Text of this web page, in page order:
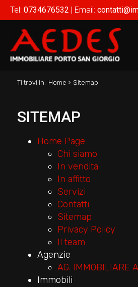
Tel: 0734676532 | Email:
Ti trovi in: Home › Sitemap
SITEMAP
Home Page
Chi siamo
In vendita
In affitto
Servizi
Contatti
Sitemap
Privacy Policy
Il team
Agenzie
AG. IMMOBILIARE
Immobili